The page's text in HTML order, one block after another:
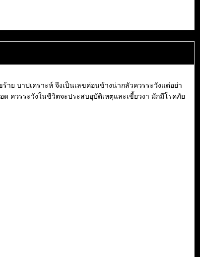
ย บาปเคราะห์ จึงเป็นเลขค่อนข้างน่ากลัวควรระวังแต่อย่า
ควรระวังในชีวิตจะประสบอุบัติเหตุและเขี้ยวงา มักมีโรคภัย